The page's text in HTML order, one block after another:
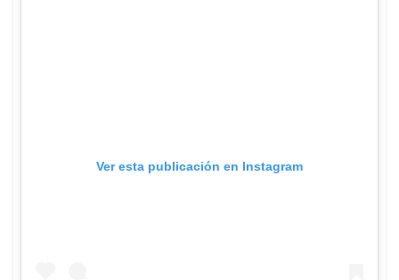
Ver esta publicación en Instagram